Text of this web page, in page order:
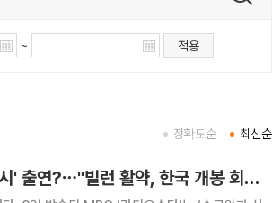
~ 적용
최신순
정확도순
'라디오스타' 엄기준, 일본판 '범죄도시' 출연?⋯"빌런 활약, 한국 개봉 회의 중"